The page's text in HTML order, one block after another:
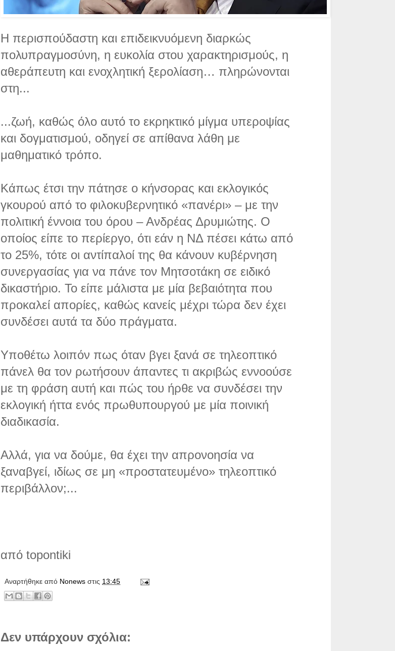
Η περισπούδαστη και επιδεικνυόμενη διαρκώς
πολυπραγμοσύνη, η ευκολία στου χαρακτηρισμούς, η
αθεράπευτη και ενοχλητική ξερολίαση… πληρώνονται
στη...
...ζωή, καθώς όλο αυτό το εκρηκτικό μίγμα υπεροψίας
και δογματισμού, οδηγεί σε απίθανα λάθη με
μαθηματικό τρόπο.
Κάπως έτσι την πάτησε ο κήνσορας και εκλογικός
γκουρού από το φιλοκυβερνητικό «πανέρι» – με την
πολιτική έννοια του όρου – Ανδρέας Δρυμιώτης. Ο
οποίος είπε το περίεργο, ότι εάν η ΝΔ πέσει κάτω από
το 25%, τότε οι αντίπαλοί της θα κάνουν κυβέρνηση
συνεργασίας για να πάνε τον Μητσοτάκη σε ειδικό
δικαστήριο. Το είπε μάλιστα με μία βεβαιότητα που
προκαλεί απορίες, καθώς κανείς μέχρι τώρα δεν έχει
συνδέσει αυτά τα δύο πράγματα.
Υποθέτω λοιπόν πως όταν βγει ξανά σε τηλεοπτικό
πάνελ θα τον ρωτήσουν άπαντες τι ακριβώς εννοούσε
με τη φράση αυτή και πώς του ήρθε να συνδέσει την
εκλογική ήττα ενός πρωθυπουργού με μία ποινική
διαδικασία.
Αλλά, για να δούμε, θα έχει την απρονοησία να
ξαναβγεί, ιδίως σε μη «προστατευμένο» τηλεοπτικό
περιβάλλον;...
από topontiki
Αναρτήθηκε από Νonews στις 13:45
Δεν υπάρχουν σχόλια: